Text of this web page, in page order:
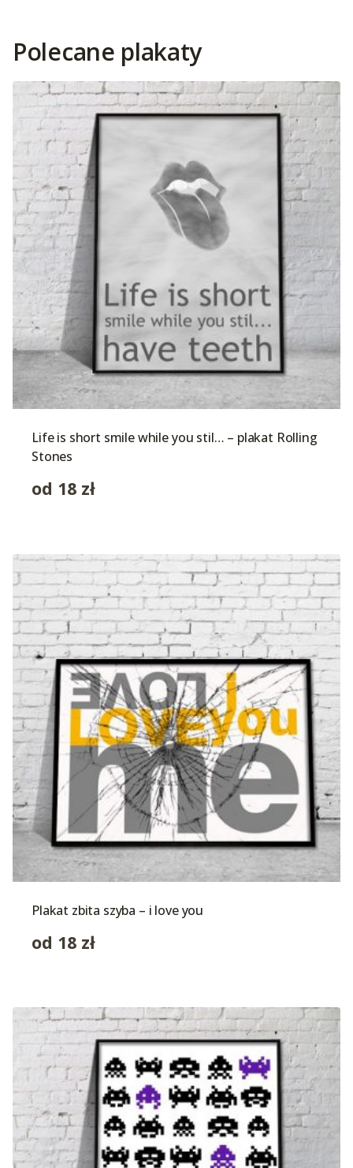
Polecane plakaty
Life is short smile while you stil… – plakat Rolling
Stones
od 18 zł
Plakat zbita szyba – i love you
od 18 zł